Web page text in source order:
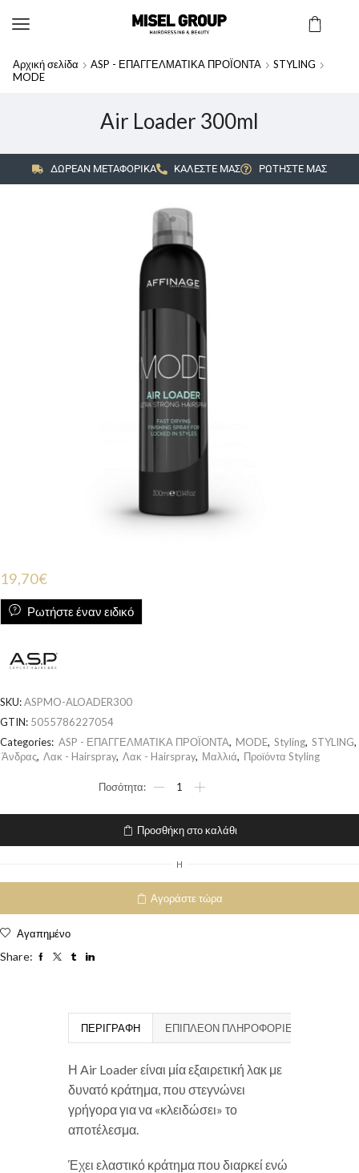
Αρχική σελίδα ASP - ΕΠΑΓΓΕΛΜΑΤΙΚΑ ΠΡΟΪΟΝΤΑ
STYLING
MODE
Air Loader 300ml
ΔΩΡΕΑΝ ΜΕΤΑΦΟΡΙΚΑ ΚΑΛΕΣΤΕ ΜΑΣ ΡΩΤΗΣΤΕ ΜΑΣ
19,70€
Ρωτήστε έναν ειδικό
SKU:ASPMO-ALOADER300
GTIN: 5055786227054
Categories: ASP - ΕΠΑΓΓΕΛΜΑΤΙΚΑ ΠΡΟΪΟΝΤΑ, MODE, Styling, STYLING,
Άνδρας, Λακ - Hairspray, Λακ - Hairspray, Μαλλιά, Προϊόντα Styling
Προσθήκη στο καλάθι
H
Αγοράστε τώρα
Αγαπημένο
Share:
ΠΕΡΙΓΡΑΦΉ ΕΠΙΠΛΈΟΝ ΠΛΗΡΟΦΟΡΊΕΣ
Η Air Loader είναι μία εξαιρετική λακ με
δυνατό κράτημα, που στεγνώνει
γρήγορα για να «κλειδώσει» το
αποτέλεσμα.
Έχει ελαστικό κράτημα που διαρκεί ενώ